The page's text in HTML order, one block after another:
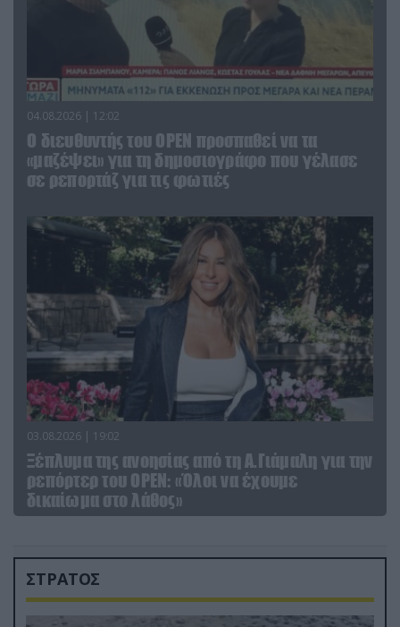
04.08.2026 | 12:02
O διευθυντής του OPEN προσπαθεί να τα
«μαζέψει» για τη δημοσιογράφο που γέλασε
σε ρεπορτάζ για τις φωτιές
03.08.2026 | 19:02
Ξέπλυμα της ανοησίας από τη Α.Γιάμαλη για την
ρεπόρτερ του ΟΡΕΝ: «Όλοι να έχουμε
δικαίωμα στο λάθος»
ΣΤΡΑΤΟΣ